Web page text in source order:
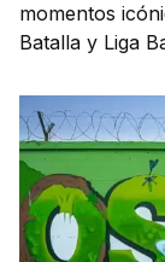
momentos
Batalla y Liga